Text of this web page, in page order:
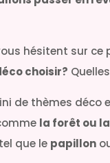
hésitent sur
choisir?
de thèmes
la forêt ou
que le papillon